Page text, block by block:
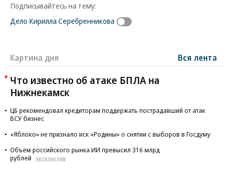
Подписывайтесь на тему:
Дело Кирилла Серебренникова
Картина дня Вся лента
Что известно об атаке БПЛА на
Нижнекамск
ЦБ рекомендовал кредиторам поддержать пострадавший от атак
ВСУ бизнес
«Яблоко» не признало иск «Родины» о снятии с выборов в Госдуму
Объем российского рынка ИИ превысил 316 млрд
рублей
ЭКСКЛЮЗИВ